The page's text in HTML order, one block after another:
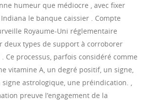
humeur que médiocre , avec fixer
le banque caissier . Compte
Royaume-Uni réglementaire
deux types de support à corroborer
Ce processus, parfois considéré comme
vitamine A, un degré positif, un signe,
astrologique, une préindication. ,
preuve l’engagement de la